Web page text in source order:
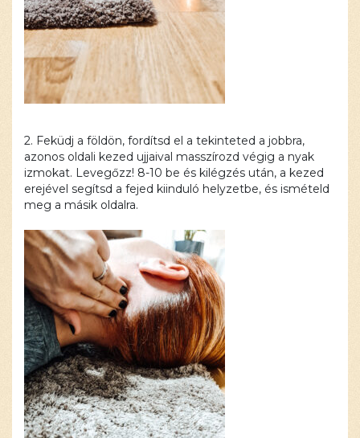
2. Feküdj a földön, fordítsd el a tekinteted a jobbra,
azonos oldali kezed ujjaival masszírozd végig a nyak
izmokat. Levegőzz! 8-10 be és kilégzés után, a kezed
erejével segítsd a fejed kiinduló helyzetbe, és ismételd
meg a másik oldalra.